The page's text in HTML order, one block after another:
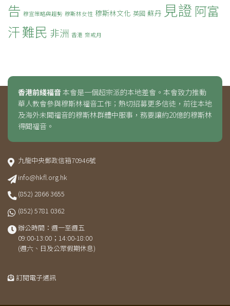
告 穆宣策略與趨勢 穆斯林女性 穆斯林文化 英國 蘇丹 見證 阿富
汗難民 非洲 香港 齋戒月
香港前綫福音本會是一個超宗派的本地差會。本會致力推動
華人教會參與穆斯林福音工作；熱切招募更多信徒，前往本地
及海外未聞福音的穆斯林群體中服事，務要讓約20億的穆斯林
得聞福音。
九龍中央郵政信箱70946號
info@hkfl.org.hk
(852) 2866 3655
(852) 5781 0362
辦公時間：週一至週五
09:00-13:00；14:00-18:00
(週六、日及公眾假期休息)
訂閱電子通訊